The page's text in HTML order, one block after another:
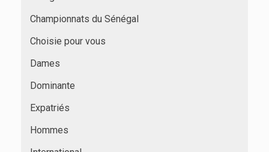
Championnats du Sénégal
Choisie pour vous
Dames
Dominante
Expatriés
Hommes